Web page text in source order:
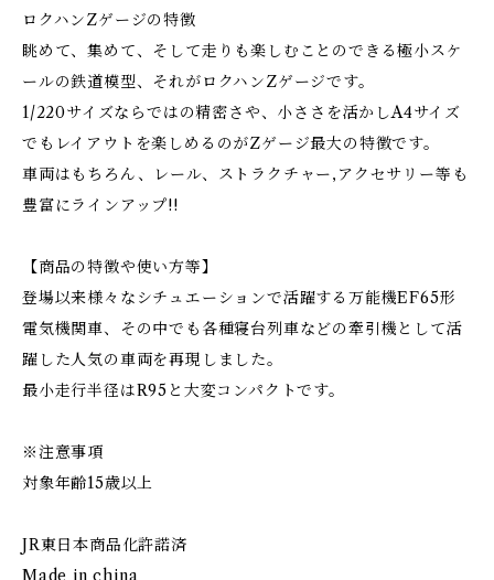
ロクハンZゲージの特徴
眺めて、集めて、そして走りも楽しむことのできる極小スケ
ールの鉄道模型、それがロクハンZゲージです。
1/220サイズならではの精密さや、小ささを活かしA4サイズ
でもレイアウトを楽しめるのがZゲージ最大の特徴です。
車両はもちろん、レール、ストラクチャー,アクセサリー等も
豊富にラインアップ!!
【商品の特徴や使い方等】
登場以来様々なシチュエーションで活躍する万能機EF65形
電気機関車、その中でも各種寝台列車などの牽引機として活
躍した人気の車両を再現しました。
最小走行半径はR95と大変コンパクトです。
※注意事項
対象年齢15歳以上
JR東日本商品化許諾済
Made in china